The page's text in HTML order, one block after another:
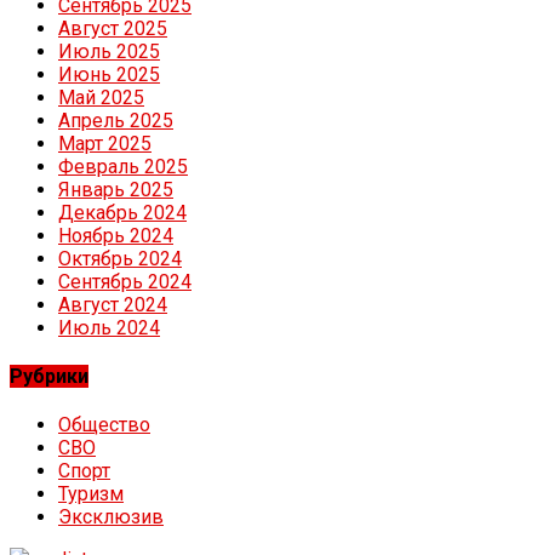
Сентябрь 2025
Август 2025
Июль 2025
Июнь 2025
Май 2025
Апрель 2025
Март 2025
Февраль 2025
Январь 2025
Декабрь 2024
Ноябрь 2024
Октябрь 2024
Сентябрь 2024
Август 2024
Июль 2024
Рубрики
Общество
СВО
Спорт
Туризм
Эксклюзив